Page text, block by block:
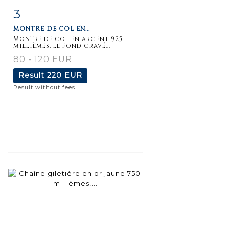
3
MONTRE DE COL EN...
Montre de col en argent 925
millièmes, le fond gravé...
80 - 120 EUR
Result 220 EUR
Result without fees